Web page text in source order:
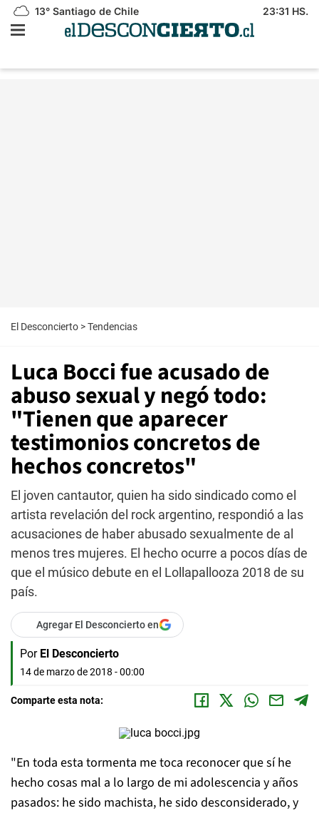
13° Santiago de Chile 23:31 HS.
El Desconcierto >Tendencias
Luca Bocci fue acusado de
abuso sexual y negó todo:
"Tienen que aparecer
testimonios concretos de
hechos concretos"
El joven cantautor, quien ha sido sindicado como el
artista revelación del rock argentino, respondió a las
acusaciones de haber abusado sexualmente de al
menos tres mujeres. El hecho ocurre a pocos días de
que el músico debute en el Lollapallooza 2018 de su
país.
Agregar El Desconcierto en
Por El Desconcierto
14 de marzo de 2018 - 00:00
Comparte esta nota:
"En toda esta tormenta me toca reconocer que sí he
hecho cosas mal a lo largo de mi adolescencia y años
pasados: he sido machista, he sido desconsiderado, y